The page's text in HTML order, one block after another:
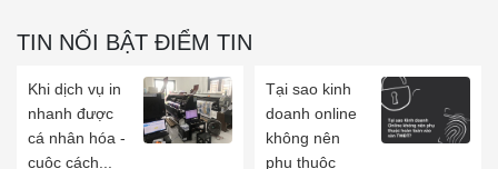
TIN NỔI BẬT ĐIỂM TIN
Khi dịch vụ in
nhanh được
cá nhân hóa -
cuộc cách...
Tại sao kinh
doanh online
không nên
phụ thuộc